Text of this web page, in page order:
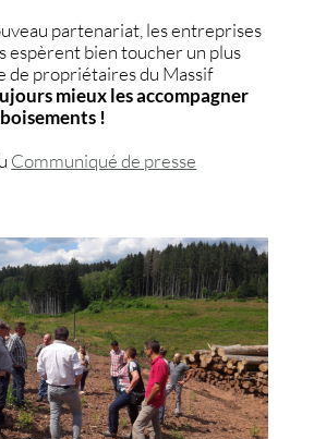
partenariat, les entreprises
espèrent bien toucher un plus
de propriétaires du Massif
mieux les accompagner
!
Communiqué de presse